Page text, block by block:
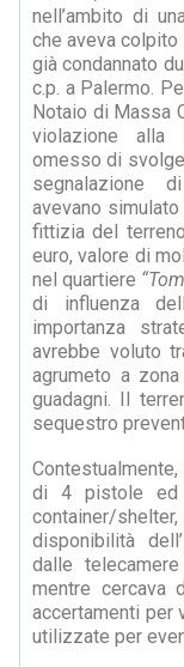
nell’ambito di
che aveva
già condannato
c.p. a Palermo.
Notaio di Massa
violazione alla
omesso di
segnalazione
avevano
fittizia del
euro, valore di
nel quartiere
di influenza
importanza
avrebbe voluto
agrumeto a
guadagni. Il
sequestro
di 4 pistole ed
container/
disponibilità
dalle
mentre cercava
accertamenti per
utilizzate per